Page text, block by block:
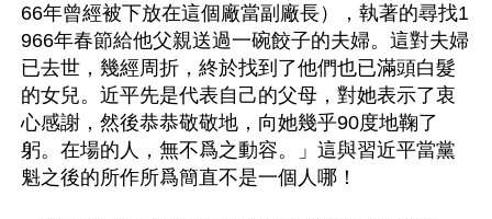
66年曾經被下放在這個廠當副廠長），執著的尋找1
966年春節給他父親送過一碗餃子的夫婦。這對夫婦
已去世，幾經周折，終於找到了他們也已滿頭白髮
的女兒。近平先是代表自己的父母，對她表示了衷
心感謝，然後恭恭敬敬地，向她幾乎90度地鞠了
躬。在場的人，無不爲之動容。」這與習近平當黨
魁之後的所作所爲簡直不是一個人哪！